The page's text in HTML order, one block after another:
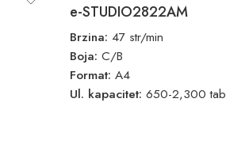
e-STUDIO2822AM
Brzina: 47 str/min
Boja: C/B
Format: A4
Ul. kapacitet: 650-2,300 tab